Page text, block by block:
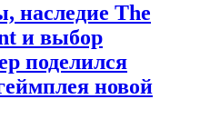
наследие The
и выбор
поделился
новой